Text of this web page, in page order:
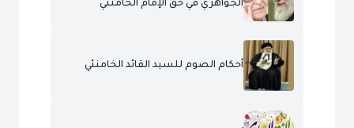
الجواهري في حق الإمام الخامنئي
أحكام الصوم للسيد القائد الخامنئي